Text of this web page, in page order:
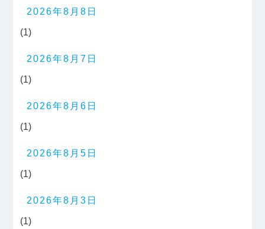
2026年8月8日
(1)
2026年8月7日
(1)
2026年8月6日
(1)
2026年8月5日
(1)
2026年8月3日
(1)